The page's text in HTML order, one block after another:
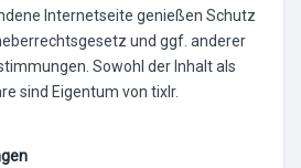
Internetseite genießen Schutz
und ggf. anderer
Sowohl der Inhalt als
sind Eigentum von tixlr.